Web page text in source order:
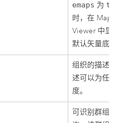
emaps 为
时，在 Map
Viewer 中显
默认矢量底图
组织的描述。
述可以为任意
度。
可识别群组的